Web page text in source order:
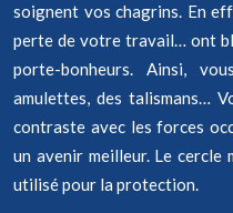
soignent vos chagrins. En
perte de votre travail… ont
porte-bonheurs. Ainsi,
amulettes, des talismans…
contraste avec les forces
un avenir meilleur. Le
utilisé pour la protection.